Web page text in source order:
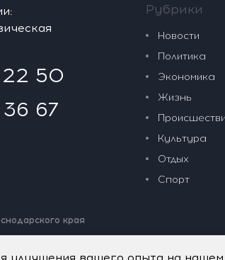
22 50
67
края
Ctrl+Enter.
Рубрики
Новости
Политика
Экономика
Жизнь
Культура
Отдых
Спорт